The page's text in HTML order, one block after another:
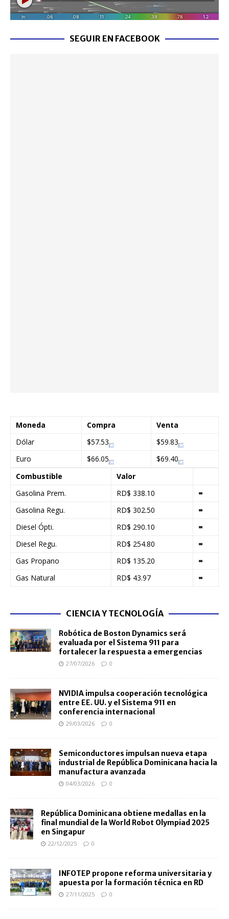
SEGUIR EN FACEBOOK
Moneda Compra
Venta
Dólar
$57.53
$59.83
Euro
$66.05
$69.40
Combustible
Valor
Gasolina Prem.
RD$ 338.10
=
Gasolina Regu.
RD$ 302.50
=
Diesel Ópti.
RD$ 290.10
=
Diesel Regu.
RD$ 254.80
=
Gas Propano
RD$ 135.20
=
Gas Natural
RD$ 43.97 =
CIENCIA Y TECNOLOGÍA
Robótica de Boston Dynamics será
evaluada por el Sistema 911 para
fortalecer la respuesta a emergencias
27/07/2026 0
NVIDIA impulsa cooperación tecnológica
entre EE. UU. y el Sistema 911 en
conferencia internacional
29/03/2026 0
Semiconductores impulsan nueva etapa
industrial de República Dominicana hacia la
manufactura avanzada
04/03/2026 0
República Dominicana obtiene medallas en la
final mundial de la World Robot Olympiad 2025
en Singapur
22/12/2025 0
INFOTEP propone reforma universitaria y
apuesta por la formación técnica en RD
27/11/2025 0